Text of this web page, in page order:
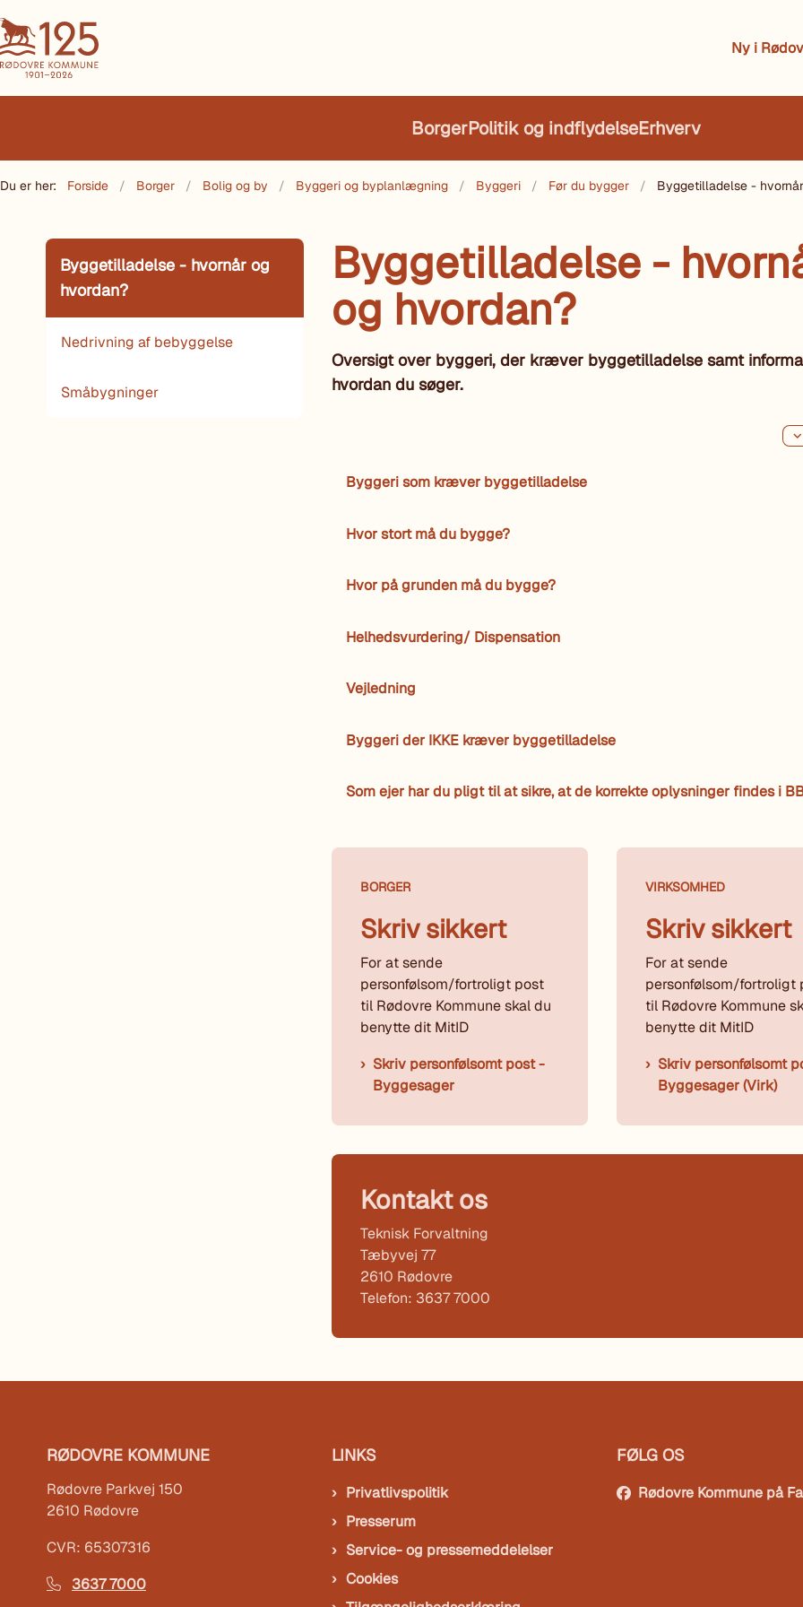
Ny i
BorgerPolitik og indflydelseErhverv
Du er her: Forside Borger Bolig og by Byggeri og byplanlægning Byggeri Før du bygger Byggetilladelse -
Byggetilladelse - hvornår og
hvordan?
Nedrivning af bebyggelse
Småbygninger
Byggetilladelse -
og hvordan?
Oversigt over byggeri, der kræver byggetilladelse samt
hvordan du søger.
Byggeri som kræver byggetilladelse
Hvor stort må du bygge?
Hvor på grunden må du bygge?
Helhedsvurdering/ Dispensation
Vejledning
Byggeri der IKKE kræver byggetilladelse
Som ejer har du pligt til at sikre, at de korrekte oplysninger findes i
BORGER
Skriv sikkert
For at sende
personfølsom/fortroligt post
til Rødovre Kommune skal du
benytte dit MitID
Skriv personfølsomt post -
Byggesager
VIRKSOMHED
Skriv sikkert
For at sende
personfølsom/fortroligt
til Rødovre Kommune
benytte dit MitID
Skriv personfølsomt
Byggesager (Virk)
Kontakt os
Teknisk Forvaltning
Tæbyvej 77
2610 Rødovre
Telefon: 3637 7000
RØDOVRE KOMMUNE
Rødovre Parkvej 150
2610 Rødovre
CVR: 65307316
3637 7000
LINKS
Privatlivspolitik
Presserum
Service- og pressemeddelelser
Cookies
FØLG OS
Rødovre Kommune på